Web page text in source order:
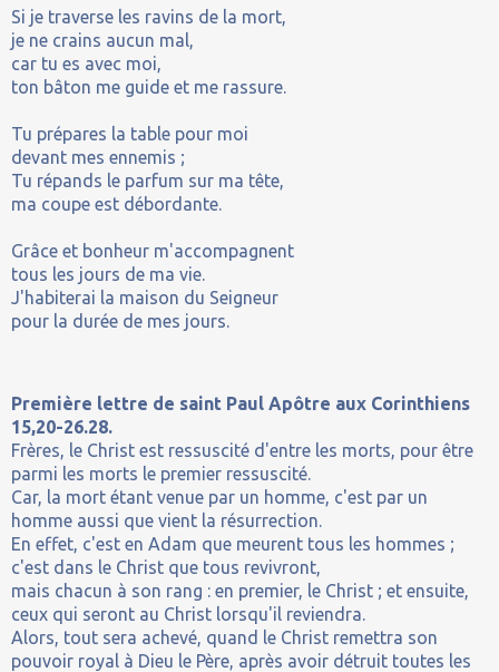
Si je traverse les ravins de la mort,
je ne crains aucun mal,
car tu es avec moi,
ton bâton me guide et me rassure.
Tu prépares la table pour moi
devant mes ennemis ;
Tu répands le parfum sur ma tête,
ma coupe est débordante.
Grâce et bonheur m'accompagnent
tous les jours de ma vie.
J'habiterai la maison du Seigneur
pour la durée de mes jours.
Première lettre de saint Paul Apôtre aux Corinthiens
15,20-26.28.
Frères, le Christ est ressuscité d'entre les morts, pour être
parmi les morts le premier ressuscité.
Car, la mort étant venue par un homme, c'est par un
homme aussi que vient la résurrection.
En effet, c'est en Adam que meurent tous les hommes ;
c'est dans le Christ que tous revivront,
mais chacun à son rang : en premier, le Christ ; et ensuite,
ceux qui seront au Christ lorsqu'il reviendra.
Alors, tout sera achevé, quand le Christ remettra son
pouvoir royal à Dieu le Père, après avoir détruit toutes les